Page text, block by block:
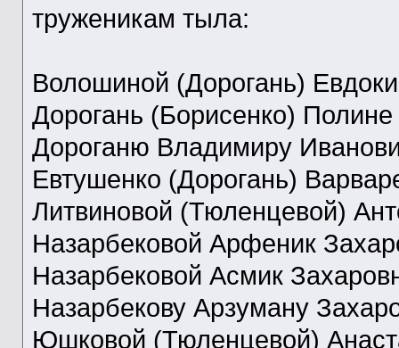
труженикам тыла:
Волошиной (Дорогань)
Дорогань (Борисенко)
Дороганю Владимиру
Евтушенко (Дорогань)
Литвиновой (Тюленцевой)
Назарбековой Арфеник
Назарбековой Асмик
Назарбекову Арзуману
Юшковой (Тюленцевой)